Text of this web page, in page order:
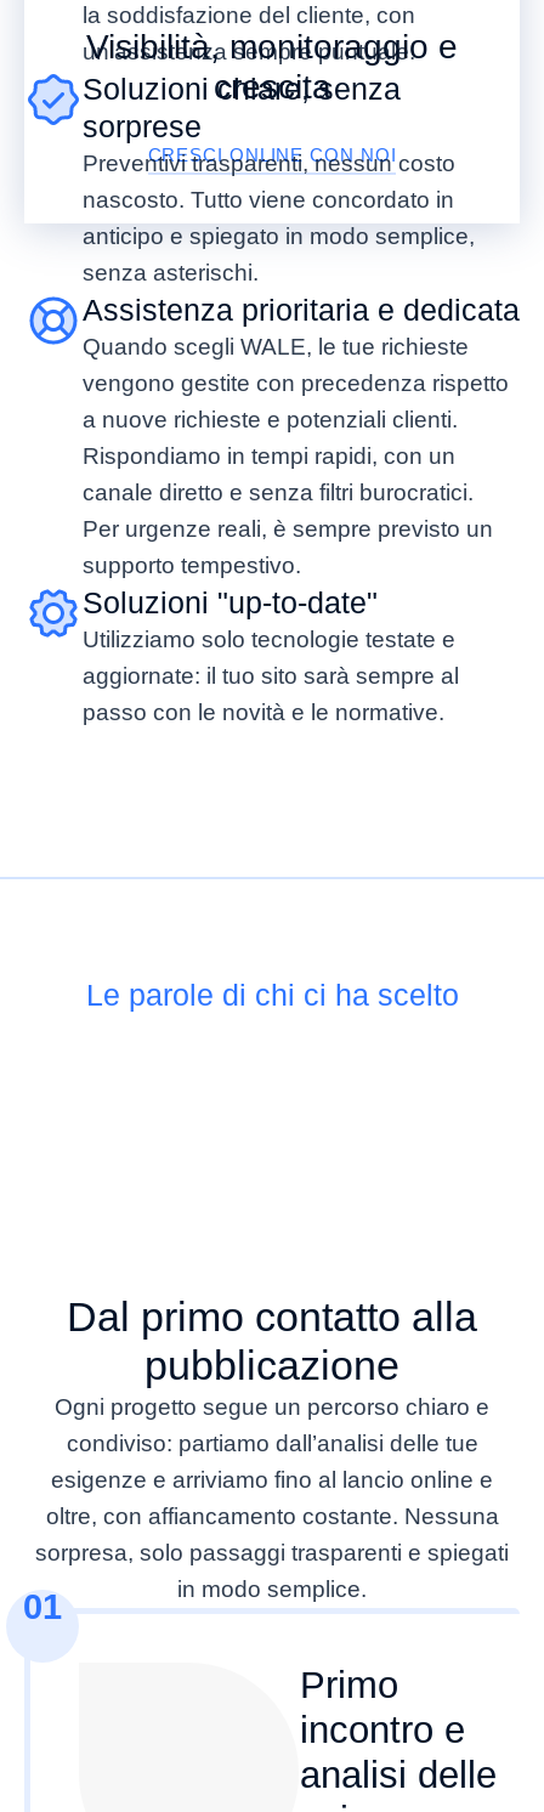
Visibilità, monitoraggio e
crescita
CRESCI ONLINE CON NOI
la soddisfazione del cliente, con
un’assistenza sempre puntuale.
Soluzioni chiare, senza
sorprese
Preventivi trasparenti, nessun costo
nascosto. Tutto viene concordato in
anticipo e spiegato in modo semplice,
senza asterischi.
Assistenza prioritaria e dedicata
Quando scegli WALE, le tue richieste
vengono gestite con precedenza rispetto
a nuove richieste e potenziali clienti.
Rispondiamo in tempi rapidi, con un
canale diretto e senza filtri burocratici.
Per urgenze reali, è sempre previsto un
supporto tempestivo.
Soluzioni "up-to-date"
Utilizziamo solo tecnologie testate e
aggiornate: il tuo sito sarà sempre al
passo con le novità e le normative.
Le parole di chi ci ha scelto
attenzione, risultato impeccabile.
Matteo Baldini
Youth & Mental Coaching
Dal primo contatto alla
pubblicazione
Ogni progetto segue un percorso chiaro e
condiviso: partiamo dall’analisi delle tue
esigenze e arriviamo fino al lancio online e
oltre, con affiancamento costante. Nessuna
sorpresa, solo passaggi trasparenti e spiegati
in modo semplice.
01
Primo
incontro e
analisi delle